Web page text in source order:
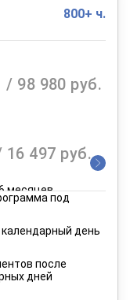
800+ ч.
/ 98 980 руб.
16 497 руб.
месяцев
/ 8 249 руб.
месяцев
под
день
после
дней